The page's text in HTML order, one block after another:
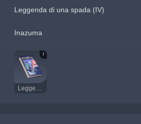
Leggenda di una spada (IV)
Inazuma
1
Leggenda di una spada